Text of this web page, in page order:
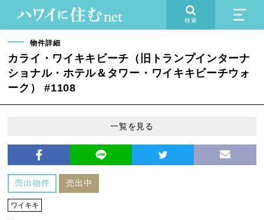
検索
物件詳細
カライ・ワイキキビーチ（旧トランプインターナ
ショナル・ホテル＆タワー・ワイキキビーチウォ
ーク） #1108
一覧を見る
売出物件 売出中
ワイキキ